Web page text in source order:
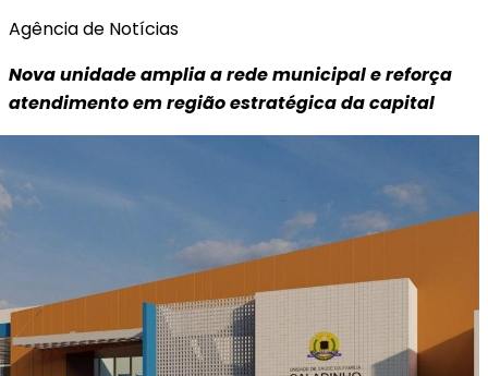
Agência de Notícias
Nova unidade amplia a rede municipal e reforça
atendimento em região estratégica da capital